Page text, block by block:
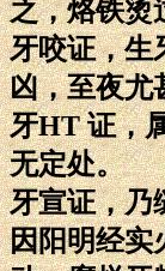
之，烙铁烫
牙咬证，生
凶，至夜尤
牙HT 证，
无定处。
牙宣证，乃
因阳明经实